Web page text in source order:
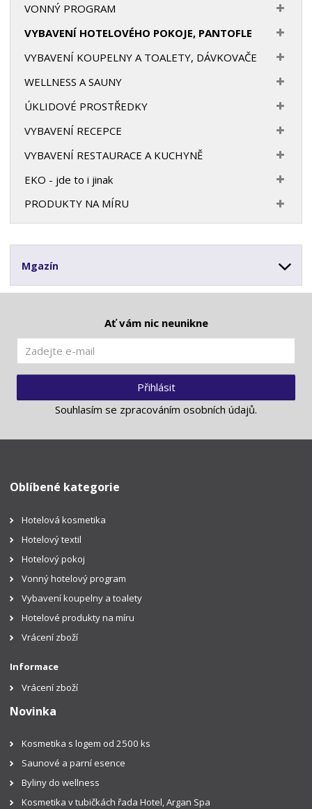
VONNÝ PROGRAM
VYBAVENÍ HOTELOVÉHO POKOJE, PANTOFLE
VYBAVENÍ KOUPELNY A TOALETY, DÁVKOVAČE
WELLNESS A SAUNY
ÚKLIDOVÉ PROSTŘEDKY
VYBAVENÍ RECEPCE
VYBAVENÍ RESTAURACE A KUCHYNĚ
EKO - jde to i jinak
PRODUKTY NA MÍRU
Mgazín
Ať vám nic neunikne
Přihlásit
Souhlasím se zpracováním osobních údajů.
Oblíbené kategorie
Hotelová kosmetika
Hotelový textil
Hotelový pokoj
Vonný hotelový program
Vybavení koupelny a toalety
Hotelové produkty na míru
Vrácení zboží
Informace
Vrácení zboží
Novinka
Kosmetika s logem od 2500 ks
Saunové a parní esence
Byliny do wellness
Kosmetika v tubičkách řada Hotel, Argan Spa